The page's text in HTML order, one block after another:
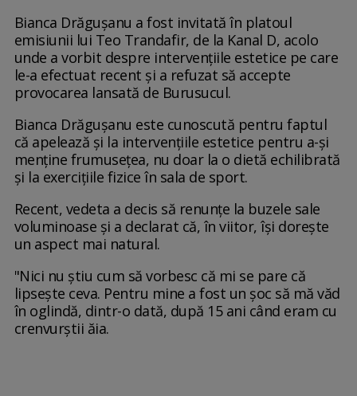
Bianca Drăgușanu a fost invitată în platoul
emisiunii lui Teo Trandafir, de la Kanal D, acolo
unde a vorbit despre intervențiile estetice pe care
le-a efectuat recent și a refuzat să accepte
provocarea lansată de Burusucul.
Bianca Drăgușanu este cunoscută pentru faptul
că apelează și la intervențiile estetice pentru a-și
menține frumusețea, nu doar la o dietă echilibrată
și la exercițiile fizice în sala de sport.
Recent, vedeta a decis să renunțe la buzele sale
voluminoase și a declarat că, în viitor, își dorește
un aspect mai natural.
"Nici nu știu cum să vorbesc că mi se pare că
lipsește ceva. Pentru mine a fost un șoc să mă văd
în oglindă, dintr-o dată, după 15 ani când eram cu
crenvurștii ăia.